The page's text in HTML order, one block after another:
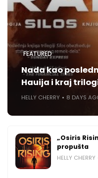
FEATURED
Nada kao
Hauija i kraj
HELLY CHERRY 8 DAYS
„Osiris
propušta
HELLY CHERRY